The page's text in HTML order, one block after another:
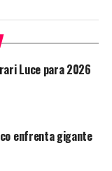
Luce para 2026
enfrenta gigante